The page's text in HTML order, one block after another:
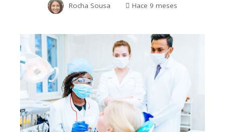
Rocha Sousa Hace 9 meses